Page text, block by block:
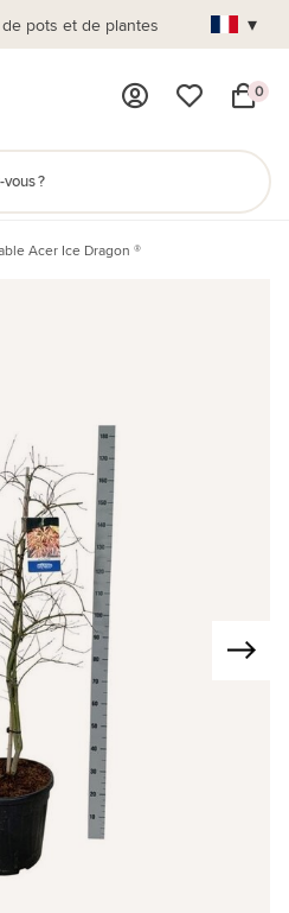
pots et de plantes Plus
▾
0
Acer Ice Dragon ®